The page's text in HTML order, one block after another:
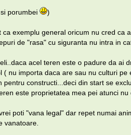
porumbei )
ca exemplu general oricum nu cred ca
de "rasa" cu siguranta nu intra in
acel teren este o padure da ai
( nu importa daca are sau nu culturi
pentru constructi...deci din start se
este proprietatea mea pei atunci nu
poti "vana legal" dar repet numai
vanatoare.